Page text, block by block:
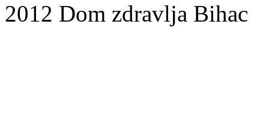
2012 Dom zdravlja Bihac